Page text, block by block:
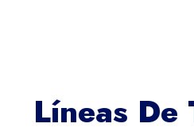
Líneas De